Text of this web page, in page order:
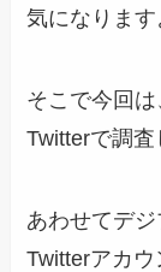
気になります
そこで今回
Twitterで調査
あわせてデ
Twitterアカ